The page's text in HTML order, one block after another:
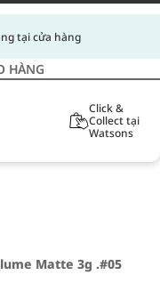
tại cửa hàng
HÀNG
Click &
Collect tại
Watsons
Matte 3g .#05